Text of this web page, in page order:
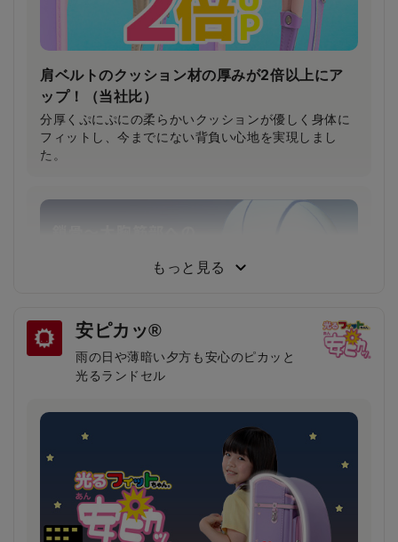
肩ベルトのクッション材の厚みが2倍以上にア
ップ！（当社比）
分厚くぷにぷにの柔らかいクッションが優しく身体に
フィットし、今までにない背負い心地を実現しまし
た。
鎖骨から大胸筋へかかる圧力が約30％軽減！
（当社比）
柔らかいクッション＆特許登録された特殊構造の楽ッ
ションによって、肩への圧力が分散され、体への負担
が軽減されます。
もっと見る
安ピカッ®
雨の日や薄暗い夕方も安心のピカッと
光るランドセル